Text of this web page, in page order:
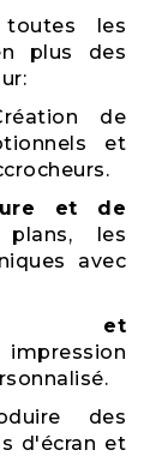
les
plus des
de
et
et de
les
avec
et
impression
des
d'écran et